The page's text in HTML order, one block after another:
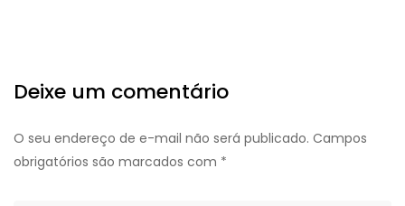
Deixe um comentário
O seu endereço de e-mail não será publicado. Campos
obrigatórios são marcados com *